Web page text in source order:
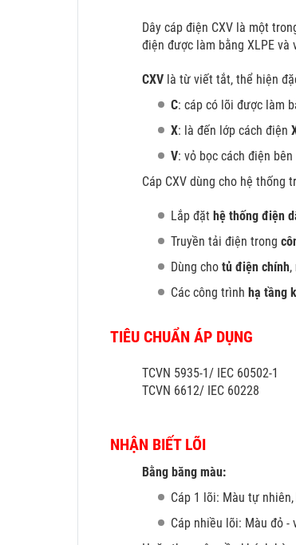
Dây cáp điện CXV là một
điện được làm bằng XLPE
CXV là từ viết tắt, thể hiện
C: cáp có lõi được làm
X: là đến lớp cách điện
V: vỏ bọc cách điện
Cáp CXV dùng cho hệ thống
Lắp đặt hệ thống điện
Truyền tải điện trong
Dùng cho tủ điện chính,
Các công trình hạ tầng
TIÊU CHUẨN ÁP DỤNG
TCVN 5935-1/ IEC 60502-1
TCVN 6612/ IEC 60228
NHẬN BIẾT LÕI
Bằng băng màu:
Cáp 1 lõi: Màu tự
Cáp nhiều lõi: Màu đỏ -